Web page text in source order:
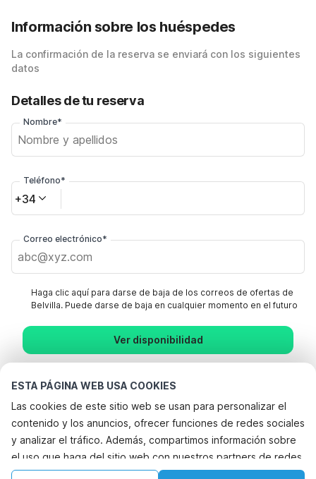
ESTA PÁGINA WEB USA COOKIES
Las cookies de este sitio web se usan para personalizar el
contenido y los anuncios, ofrecer funciones de redes sociales
y analizar el tráfico. Además, compartimos información sobre
el uso que haga del sitio web con nuestros partners de redes
sociales, publicidad y análisis web, quienes pueden
Información sobre los huéspedes
La confirmación de la reserva se enviará con los siguientes
datos
Detalles de tu reserva
Nombre*
Teléfono*
+34
Correo electrónico*
Haga clic aquí para darse de baja de los correos de ofertas de
Belvilla. Puede darse de baja en cualquier momento en el futuro
Ver disponibilidad
Al hacer clic en "Confirmar Reserva", aceptas los términos y
reserva y estableces un acuerdo con Belvilla. También confirmas que
tu reserva y tus datos personales son correctos. Lee nuestra política
de privacidad para saber cómo procesamos tu información.